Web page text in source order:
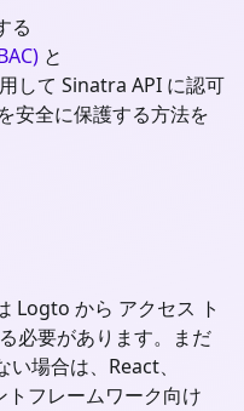
る
と
して Sinatra API に認可
安全に保護する方法を
Logto から アクセス ト
必要があります。まだ
場合は、React、
フレームワーク向け